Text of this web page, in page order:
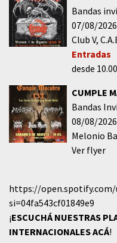
Bandas
07/08/2026
Club V
Entradas
desde
CUMPLE
Bandas
08/08/2026
Melonio
Ver flyer
https://open.spotify.com/
si=04fa543cf01849e9
¡ESCUCHÁ NUESTRAS
INTERNACIONALESACÁ!